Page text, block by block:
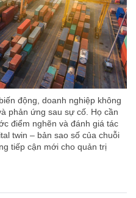
động, doanh nghiệp không
phản ứng sau sự cố. Họ cần
điểm nghẽn và đánh giá tác
twin – bản sao số của chuỗi
tiếp cận mới cho quản trị